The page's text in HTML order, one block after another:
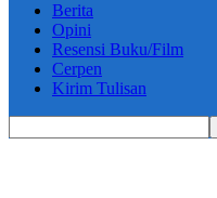
Berita
Opini
Resensi Buku/Film
Cerpen
Kirim Tulisan